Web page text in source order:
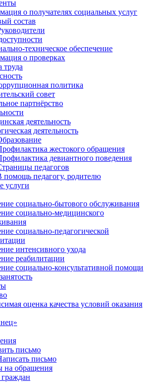
о получателях социальных услуг
состав
техническое обеспечение
о проверках
труда
политика
совет
партнёрство
деятельность
деятельность
жестокого обращения
девиантного поведения
педагогов
помощь педагогу, родителю
услуги
социально-бытового обслуживания
социально-медицинского
социально-педагогической
интенсивного ухода
реабилитации
социально-консультативной помощи
оценка качества условий оказания
письмо
письмо
на обращения